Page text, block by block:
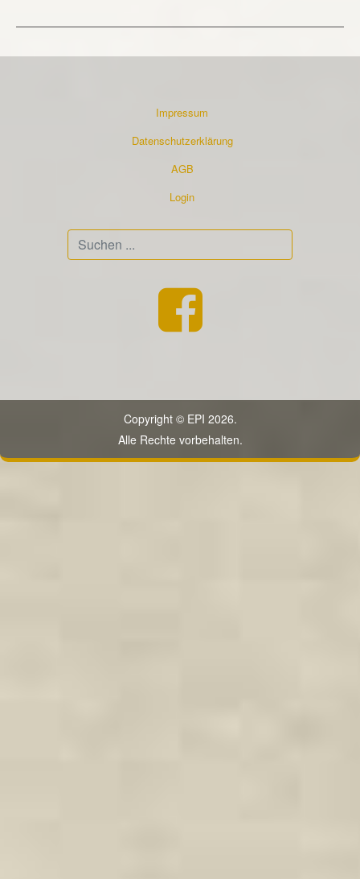
Impressum
Datenschutzerklärung
AGB
Login
Copyright © EPI 2026.
Alle Rechte vorbehalten.